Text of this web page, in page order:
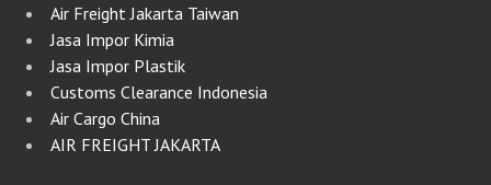
Air Freight Jakarta Taiwan
Jasa Impor Kimia
Jasa Impor Plastik
Customs Clearance Indonesia
Air Cargo China
AIR FREIGHT JAKARTA